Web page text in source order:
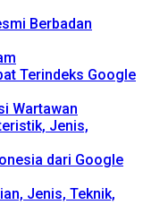
Berbadan
Terindeks Google
Wartawan
Jenis,
dari Google
Jenis, Teknik,